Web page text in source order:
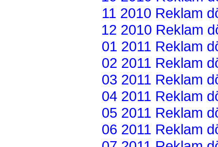
11 2010 Reklam
12 2010 Reklam
01 2011 Reklam
02 2011 Reklam
03 2011 Reklam
04 2011 Reklam
05 2011 Reklam
06 2011 Reklam